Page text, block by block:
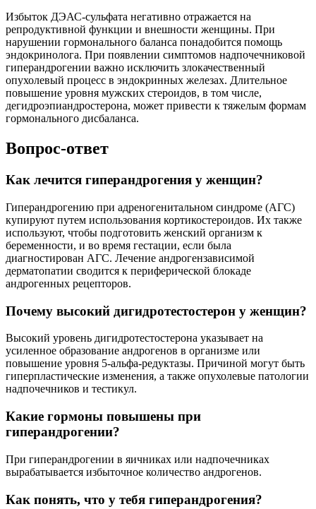
Избыток ДЭАС-сульфата негативно отражается на
репродуктивной функции и внешности женщины. При
нарушении гормонального баланса понадобится помощь
эндокринолога. При появлении симптомов надпочечниковой
гиперандрогении важно исключить злокачественный
опухолевый процесс в эндокринных железах. Длительное
повышение уровня мужских стероидов, в том числе,
дегидроэпиандростерона, может привести к тяжелым формам
гормонального дисбаланса.
Вопрос-ответ
Как лечится гиперандрогения у женщин?
Гиперандрогению при адреногенитальном синдроме (АГС)
купируют путем использования кортикостероидов. Их также
используют, чтобы подготовить женский организм к
беременности, и во время гестации, если была
диагностирован АГС. Лечение андрогензависимой
дерматопатии сводится к периферической блокаде
андрогенных рецепторов.
Почему высокий дигидротестостерон у женщин?
Высокий уровень дигидротестостерона указывает на
усиленное образование андрогенов в организме или
повышение уровня 5-альфа-редуктазы. Причиной могут быть
гиперпластические изменения, а также опухолевые патологии
надпочечников и тестикул.
Какие гормоны повышены при
гиперандрогении?
При гиперандрогении в яичниках или надпочечниках
вырабатывается избыточное количество андрогенов.
Как понять, что у тебя гиперандрогения?